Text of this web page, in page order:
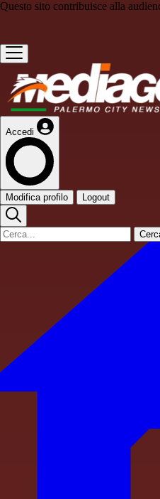
Questo sito contribuisce alla
Accedi
Modifica profilo Logout